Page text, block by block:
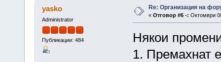
yasko
Administrator
Публикации: 484
Re: Организация на
« Отговор #6 -: Октомври
Някои
1. Премахнат